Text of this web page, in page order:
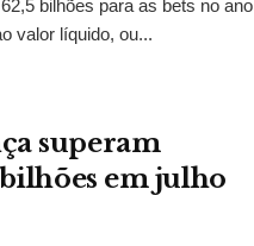
bilhões para as bets no ano
valor líquido, ou...
superam
bilhões em julho